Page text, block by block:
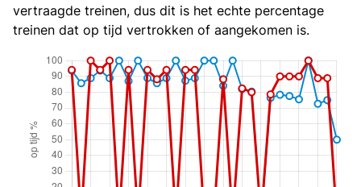
vertraagde treinen, dus dit is het echte percentage
treinen dat op tijd vertrokken of aangekomen is.